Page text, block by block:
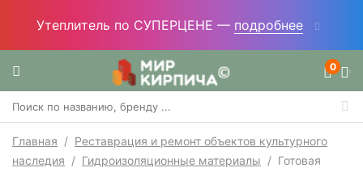
Утеплитель по СУПЕРЦЕНЕ — подробнее
0
Главная / Реставрация и ремонт объектов культурного
наследия / Гидроизоляционные материалы / Готовая